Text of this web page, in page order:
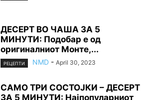
ДЕСЕРТ ВО ЧАША ЗА 5
МИНУТИ: Подобар е од
оригиналниот Монте,...
РЕЦЕПТИ NMD - April 30, 2023
САМО ТРИ СОСТОЈКИ – ДЕСЕРТ
ЗА 5 МИНУТИ: Најпопуларниот